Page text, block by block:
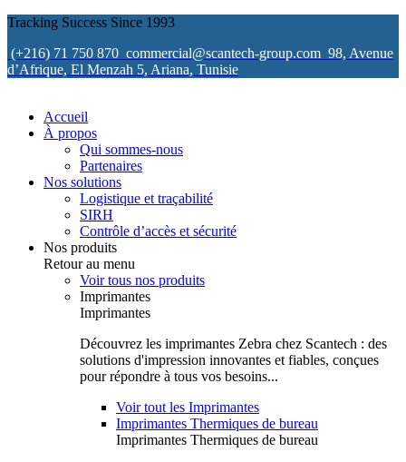
Tracking Success Since 1993
(+216) 71 750 870 commercial@scantech-group.com 98, Avenue
d’Afrique, El Menzah 5, Ariana, Tunisie
Accueil
À propos
Qui sommes-nous
Partenaires
Nos solutions
Logistique et traçabilité
SIRH
Contrôle d’accès et sécurité
Nos produits
Retour au menu
Voir tous nos produits
Imprimantes
Imprimantes
Découvrez les imprimantes Zebra chez Scantech : des
solutions d'impression innovantes et fiables, conçues
pour répondre à tous vos besoins...
Voir tout les Imprimantes
Imprimantes Thermiques de bureau
Imprimantes Thermiques de bureau